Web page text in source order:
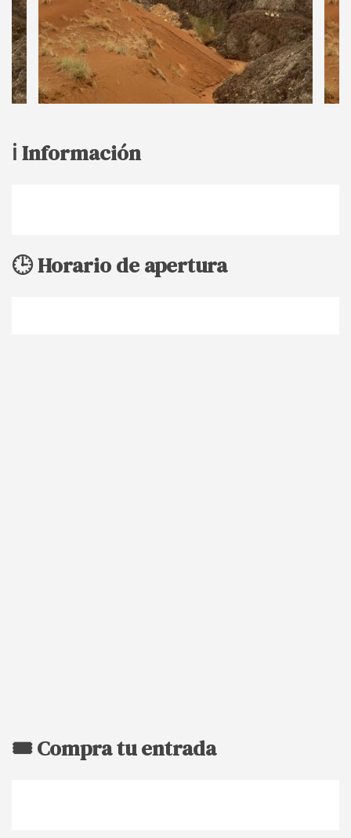
ℹ️ Información
🕒 Horario de apertura
🎟️ Compra tu entrada